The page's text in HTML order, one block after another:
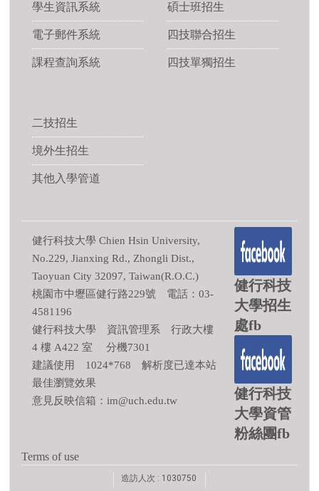
學生資訊系統
電子郵件系統
課程查詢系統
碩士班招生
四技聯合招生
四技單獨招生
二技招生
境外生招生
其他入學管道
健行科技大學 Chien Hsin University,
No.229, Jianxing Rd., Zhongli Dist.,
Taoyuan City 32097, Taiwan(R.O.C.)
桃園市中壢區健行路229號 電話：03-
4581196
健行科技大學 資訊管理系 行政大樓
4 樓 A422 室 分機7301
建議使用 1024*768 解析度已達本站
最佳瀏覽效果
意見反映信箱：im@uch.edu.tw
健行科技
大學招生
處fb
健行科技
大學資管
粉絲團fb
Terms of use
造訪人次 : 1030750